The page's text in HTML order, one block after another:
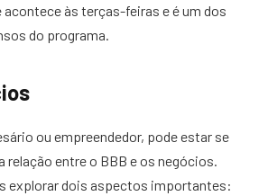
acontece às terças-feiras e é um dos
do programa.
ou empreendedor, pode estar se
relação entre o BBB e os negócios.
explorar dois aspectos importantes: